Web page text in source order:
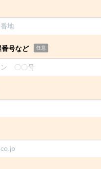
号など 任意